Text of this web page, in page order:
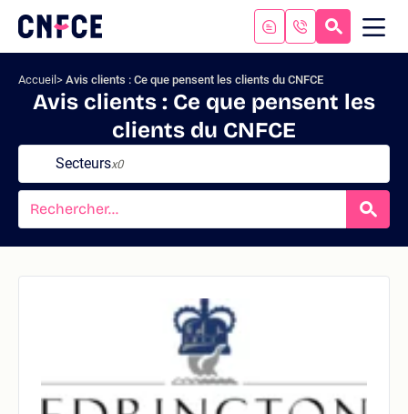
contenu
recherche
Logo
site
Accueil Avis clients : Ce que pensent les clients du CNFCE
Avis clients : Ce que pensent les
clients du CNFCE
Secteursx0